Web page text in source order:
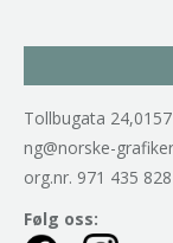
Tollbugata
ng@norske-
org.nr. 971 435 828
Følg oss: